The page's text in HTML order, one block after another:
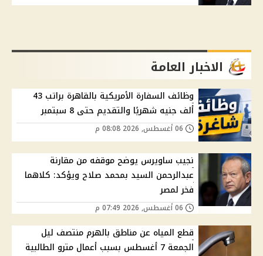
الاخبار العامة
وظائف السفارة الأمريكية بالقاهرة براتب 43
ألف جنيه شهريًا والتقديم حتى 8 سبتمبر
نجيب ساويرس يوضح موقفه من مقارنة
عبدالرحمن السيد بمحمد صلاح ويؤكد: كلاهما
فخر لمصر
قطع المياه عن مناطق بالهرم منتصف ليل
الجمعة 7 أغسطس بسبب أعمال مترو الطالبية